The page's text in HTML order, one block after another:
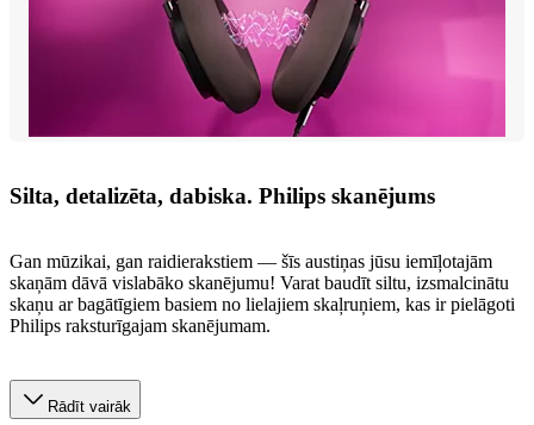
Silta, detalizēta, dabiska. Philips skanējums
Gan mūzikai, gan raidierakstiem — šīs austiņas jūsu iemīļotajām
skaņām dāvā vislabāko skanējumu! Varat baudīt siltu, izsmalcinātu
skaņu ar bagātīgiem basiem no lielajiem skaļruņiem, kas ir pielāgoti
Philips raksturīgajam skanējumam.
Rādīt vairāk